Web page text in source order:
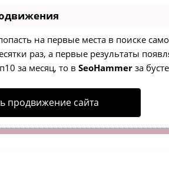
на первые места в поиске
раз, а первые результаты
за месяц, то в SeoHammerза
продвижение сайта